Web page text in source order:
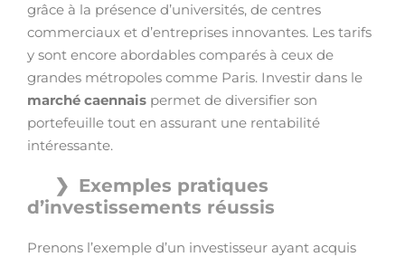
grâce à la présence d’universités, de centres
commerciaux et d’entreprises innovantes. Les tarifs
y sont encore abordables comparés à ceux de
grandes métropoles comme Paris. Investir dans le
marché caennais permet de diversifier son
portefeuille tout en assurant une rentabilité
intéressante.
Exemples pratiques
d’investissements réussis
Prenons l’exemple d’un investisseur ayant acquis